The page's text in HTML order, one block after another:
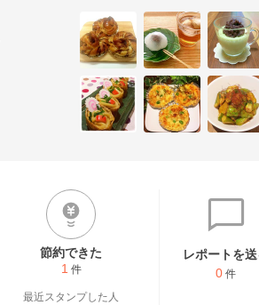
節約できた
1 件
最近スタンプした人
レポートを送
0 件